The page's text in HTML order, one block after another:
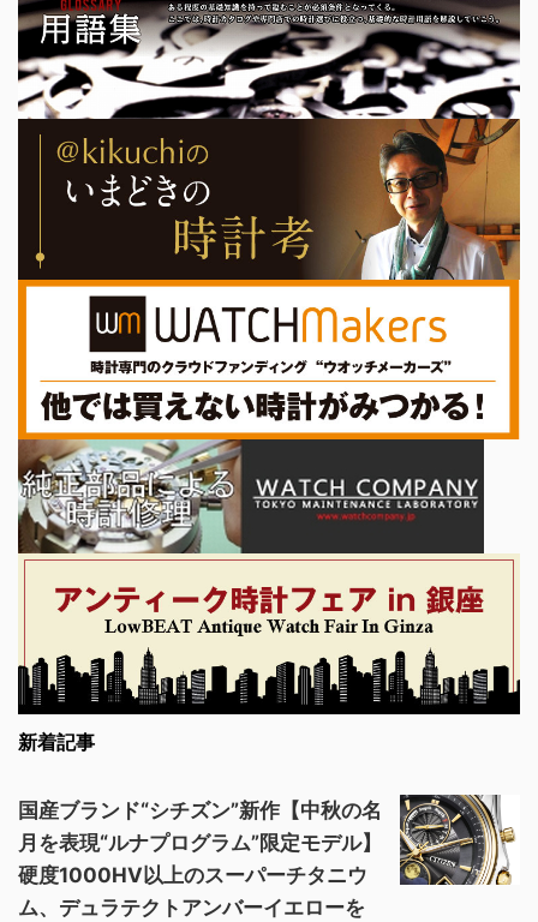
新着記事
国産ブランド“シチズン”新作【中秋の名
月を表現“ルナプログラム”限定モデル】
硬度1000HV以上のスーパーチタニウ
ム、デュラテクトアンバーイエローを